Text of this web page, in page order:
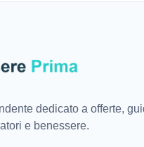
dedicato a offerte,
e benessere.